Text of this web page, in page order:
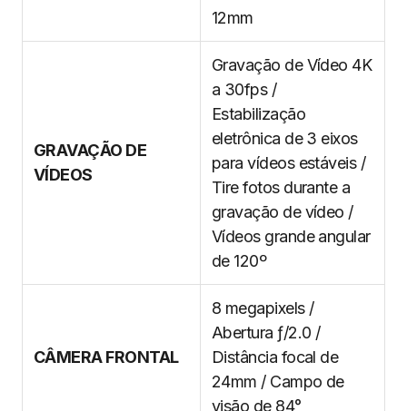
12mm
GRAVAÇÃO DE
VÍDEOS
Gravação de Vídeo 4K
a 30fps /
Estabilização
eletrônica de 3 eixos
para vídeos estáveis /
Tire fotos durante a
gravação de vídeo /
Vídeos grande angular
de 120º
CÂMERA FRONTAL
8 megapixels /
Abertura ƒ/2.0 /
Distância focal de
24mm / Campo de
visão de 84°